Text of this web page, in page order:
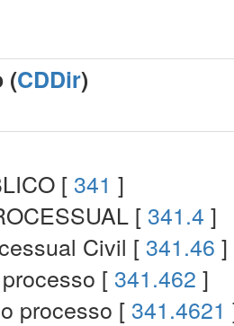
(CDDir)
[ 341 ]
[ 341.4 ]
Civil [ 341.46 ]
[ 341.462 ]
processo [ 341.4621